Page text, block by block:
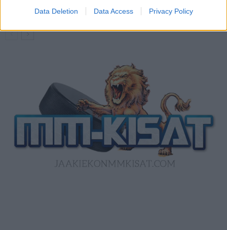
Data Deletion Data Access Privacy Policy